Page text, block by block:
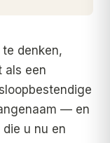
denken,
als een
— en
u nu en